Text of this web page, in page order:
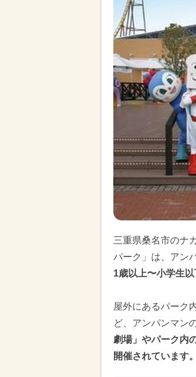
三重県桑名市のナ
パーク」は、アン
1歳以上〜小学生
屋外にあるパーク
ど、アンパンマン
劇場」やパーク内
開催されています。